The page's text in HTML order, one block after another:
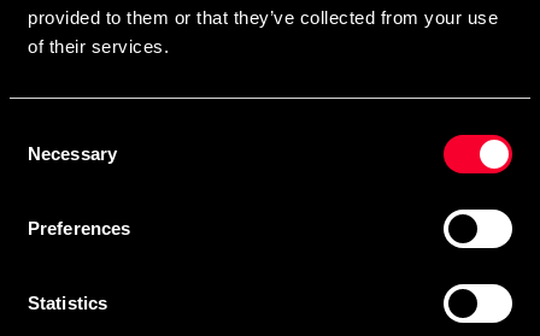
provided to them or that they’ve collected from your use
of their services.
Selection
Necessary
Preferences
Statistics
Kontakt os
Staffanstorpsvägen 115
MVA-nummer: SE556053342301